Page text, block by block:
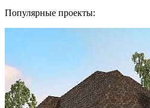
Популярные проекты: